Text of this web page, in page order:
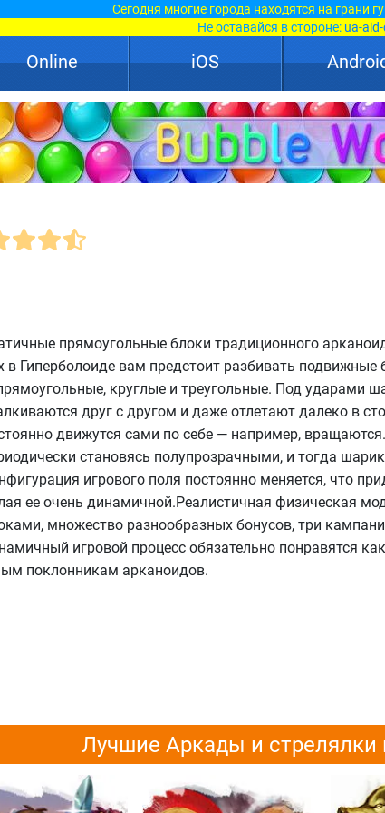
Сегодня многие города находятся на грани
Не оставайся в стороне: ua-
Online iOS
прямоугольные блоки традиционного
в Гиперболоиде вам предстоит разбивать
круглые и треугольные. Под ударами
друг с другом и даже отлетают далеко в
движутся сами по себе — например,
становясь полупрозрачными, и тогда
игрового поля постоянно меняется, что
ее очень динамичной.Реалистичная физическая
множество разнообразных бонусов, три
игровой процесс обязательно понравятся
поклонникам арканоидов.
Лучшие Аркады и стрелялки